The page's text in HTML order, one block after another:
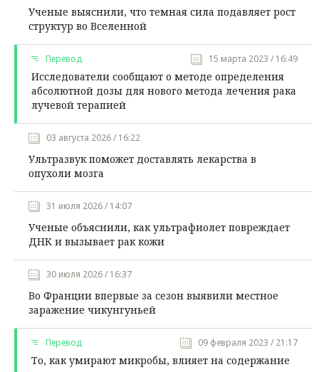
Ученые выяснили, что темная сила подавляет рост
структур во Вселенной
Перевод 15 марта 2023 / 16:49
Исследователи сообщают о методе определения
абсолютной дозы для нового метода лечения рака
лучевой терапией
03 августа 2026 / 16:22
Ультразвук поможет доставлять лекарства в
опухоли мозга
31 июля 2026 / 14:07
Ученые объяснили, как ультрафиолет повреждает
ДНК и вызывает рак кожи
30 июля 2026 / 16:37
Во Франции впервые за сезон выявили местное
заражение чикунгуньей
Перевод 09 февраля 2023 / 21:17
То, как умирают микробы, влияет на содержание